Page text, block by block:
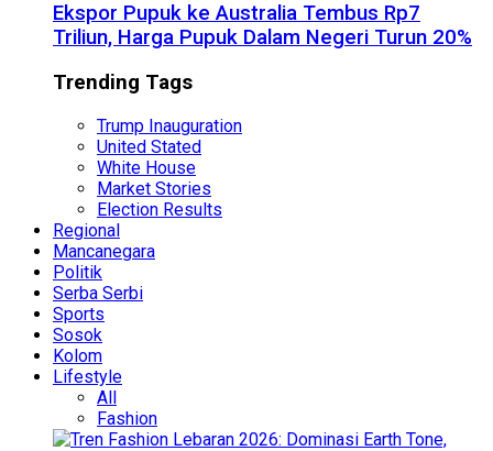
Ekspor Pupuk ke Australia Tembus Rp7
Triliun, Harga Pupuk Dalam Negeri Turun 20%
Trending Tags
Trump Inauguration
United Stated
White House
Market Stories
Election Results
Regional
Mancanegara
Politik
Serba Serbi
Sports
Sosok
Kolom
Lifestyle
All
Fashion